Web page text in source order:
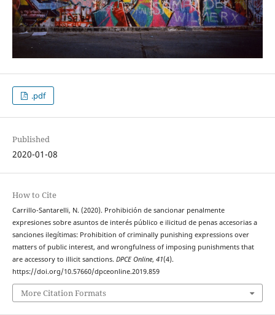
.pdf
Published
2020-01-08
How to Cite
Carrillo-Santarelli, N. (2020). Prohibición de sancionar penalmente
expresiones sobre asuntos de interés público e ilicitud de penas accesorias a
sanciones ilegítimas: Prohibition of criminally punishing expressions over
matters of public interest, and wrongfulness of imposing punishments that
are accessory to illicit sanctions. DPCE Online, 41(4).
https://doi.org/10.57660/dpceonline.2019.859
More Citation Formats